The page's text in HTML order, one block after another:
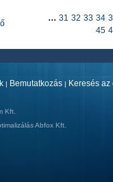
... 31 32 33 34
45
| Bemutatkozás | Keresés
Kft.
Abfox Kft.